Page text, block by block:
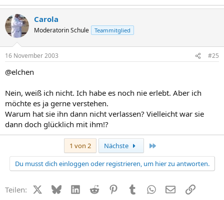
Carola
Moderatorin Schule Teammitglied
16 November 2003 #25
@elchen
Nein, weiß ich nicht. Ich habe es noch nie erlebt. Aber ich
möchte es ja gerne verstehen.
Warum hat sie ihn dann nicht verlassen? Vielleicht war sie
dann doch glücklich mit ihm!?
1 von 2 Nächste
Du musst dich einloggen oder registrieren, um hier zu antworten.
Teilen: X (Twitter)
BlueskyLinkedIn
Reddit PinterestTumblr WhatsApp
E-MailLink